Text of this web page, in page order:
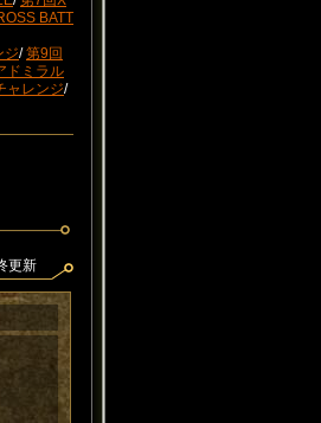
BATT
ジ/第9回
ドミラル
ャレンジ/
更新